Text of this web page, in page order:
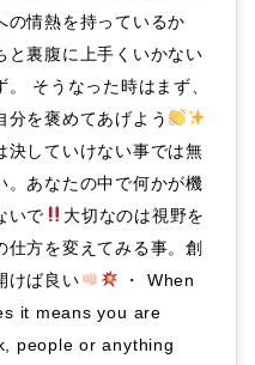
の情熱を持っているか
と裏腹に上手くいかない
そうなった時はまず、
分を褒めてあげよう
決していけない事では無
。あなたの中で何かが機
いで
大切なのは視野を
方を変えてみる事。創
けば良い
・ When
it means you are
people or anything